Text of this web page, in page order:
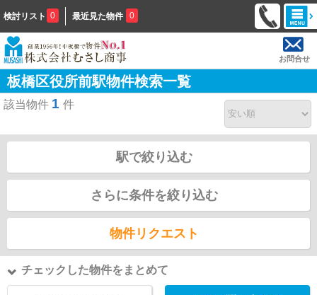
検討リスト 0 最近見た物件 0
お問合せ
板橋区役所前駅物件検索一覧
該当物件 1 件
駅で絞り込む
さらに条件を絞り込む
物件リクエスト
チェックした物件をまとめて